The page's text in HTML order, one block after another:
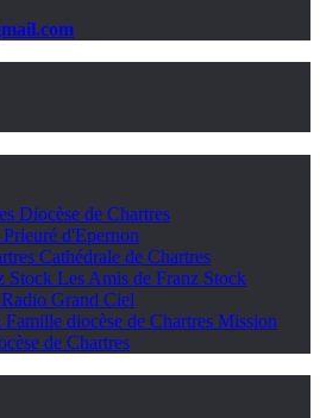
Diocèse de Chartres
Prieuré d'Epernon
Cathédrale de Chartres
Les Amis de Franz Stock
Radio Grand Ciel
Mission
de Chartres